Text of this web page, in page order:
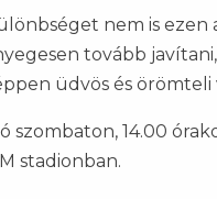
nem is ezen
tovább
üdvös és örömteli
szombaton, 14.00
stadionban.